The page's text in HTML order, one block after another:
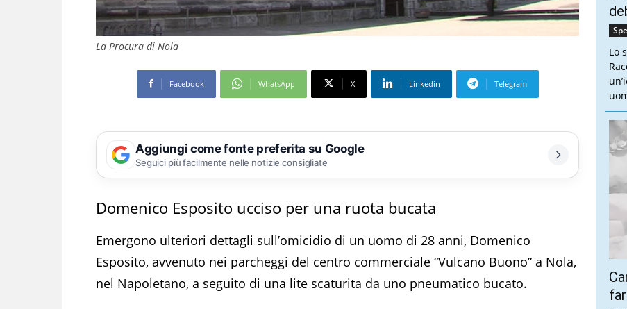
La Procura di Nola
Facebook WhatsApp X Linkedin Telegram
Aggiungi come fonte preferita su Google
Seguici più facilmente nelle notizie consigliate
Domenico Esposito ucciso per una ruota bucata
Emergono ulteriori dettagli sull’omicidio di un uomo di 28 anni, Domenico
Esposito, avvenuto nei parcheggi del centro commerciale “Vulcano Buono” a Nola,
nel Napoletano, a seguito di una lite scaturita da uno pneumatico bucato.
Lo